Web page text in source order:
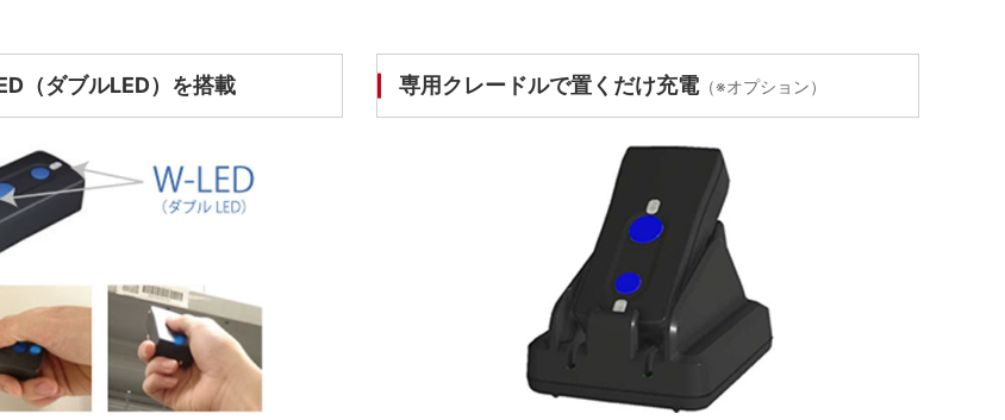
（ダブルLED）を搭載 専用クレードルで置くだけ充電（※オプション）